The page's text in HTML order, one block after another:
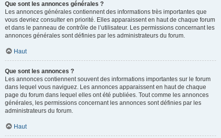
Que sont les annonces générales ?
Les annonces générales contiennent des informations très importantes que
vous devriez consulter en priorité. Elles apparaissent en haut de chaque forum
et dans le panneau de contrôle de l’utilisateur. Les permissions concernant les
annonces générales sont définies par les administrateurs du forum.
Haut
Que sont les annonces ?
Les annonces contiennent souvent des informations importantes sur le forum
dans lequel vous naviguez. Les annonces apparaissent en haut de chaque
page du forum dans lequel elles ont été publiées. Tout comme les annonces
générales, les permissions concernant les annonces sont définies par les
administrateurs du forum.
Haut